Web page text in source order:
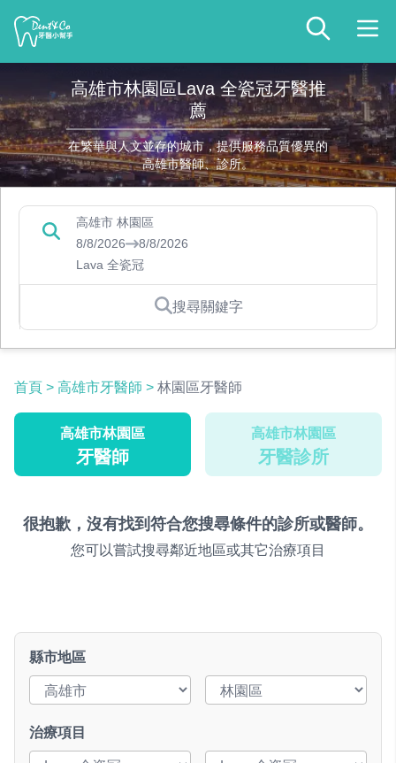
高雄市林園區Lava 全瓷冠牙醫推
薦
在繁華與人文並存的城市，提供服務品質優異的
高雄市醫師、診所。
高雄市 林園區
8/8/2026
8/8/2026
Lava 全瓷冠
搜尋關鍵字
首頁 > 高雄市牙醫師 > 林園區牙醫師
高雄市林園區
牙醫師
高雄市林園區
牙醫診所
很抱歉，沒有找到符合您搜尋條件的診所或醫師。
您可以嘗試搜尋鄰近地區或其它治療項目
縣市地區
治療項目